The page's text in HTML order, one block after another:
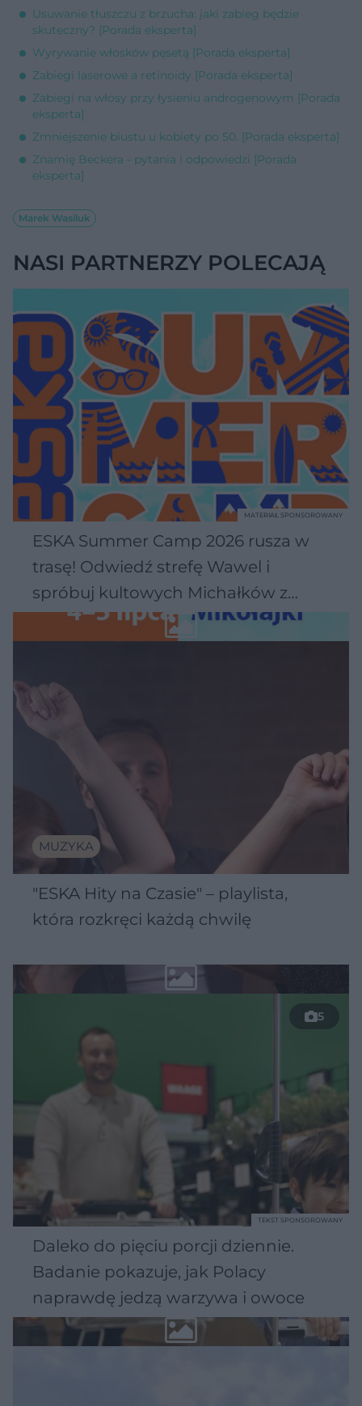
Usuwanie tłuszczu z brzucha: jaki zabieg będzie
skuteczny? [Porada eksperta]
Wyrywanie włosków pęsetą [Porada eksperta]
Zabiegi laserowe a retinoidy [Porada eksperta]
Zabiegi na włosy przy łysieniu androgenowym [Porada
eksperta]
Zmniejszenie biustu u kobiety po 50. [Porada eksperta]
Znamię Beckera - pytania i odpowiedzi [Porada
eksperta]
Marek Wasiluk
NASI PARTNERZY POLECAJĄ
ESKA Summer Camp 2026 rusza w
trasę! Odwiedź strefę Wawel i
spróbuj kultowych Michałków z
Wawelu
MATERIAŁ SPONSOROWANY
MUZYKA
"ESKA Hity na Czasie" – playlista,
która rozkręci każdą chwilę
5
Daleko do pięciu porcji dziennie.
Badanie pokazuje, jak Polacy
naprawdę jedzą warzywa i owoce
TEKST SPONSOROWANY